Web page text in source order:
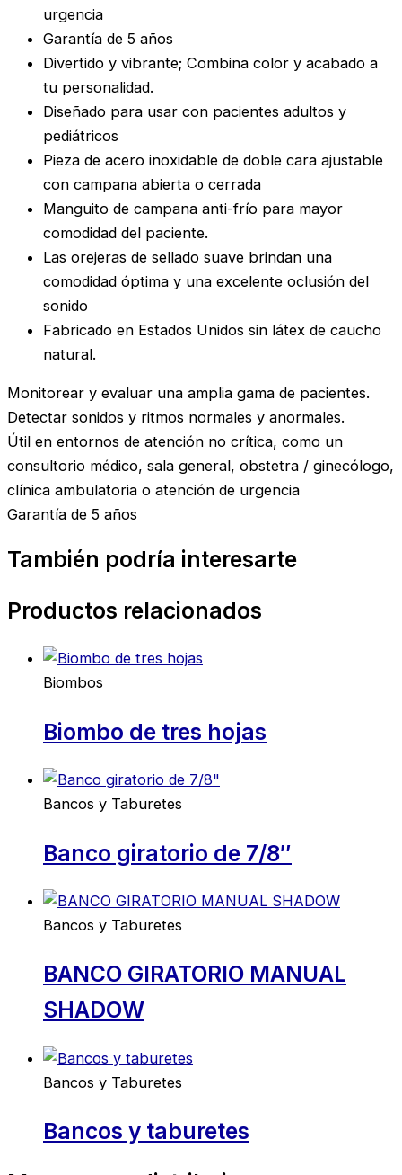
urgencia
Garantía de 5 años
Divertido y vibrante; Combina color y acabado a
tu personalidad.
Diseñado para usar con pacientes adultos y
pediátricos
Pieza de acero inoxidable de doble cara ajustable
con campana abierta o cerrada
Manguito de campana anti-frío para mayor
comodidad del paciente.
Las orejeras de sellado suave brindan una
comodidad óptima y una excelente oclusión del
sonido
Fabricado en Estados Unidos sin látex de caucho
natural.
Monitorear y evaluar una amplia gama de pacientes.
Detectar sonidos y ritmos normales y anormales.
Útil en entornos de atención no crítica, como un
consultorio médico, sala general, obstetra / ginecólogo,
clínica ambulatoria o atención de urgencia
Garantía de 5 años
También podría interesarte
Productos relacionados
Biombos
Biombo de tres hojas
Bancos y Taburetes
Banco giratorio de 7/8″
Bancos y Taburetes
BANCO GIRATORIO MANUAL
SHADOW
Bancos y Taburetes
Bancos y taburetes